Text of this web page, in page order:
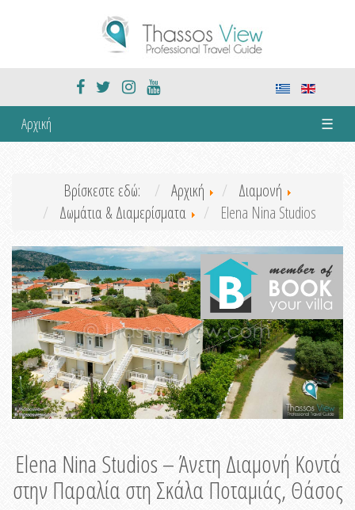
Αρχική ☰
Βρίσκεστε εδώ: Αρχική
Διαμονή
Δωμάτια & Διαμερίσματα
Elena Nina Studios
Elena Nina Studios – Άνετη Διαμονή Κοντά
στην Παραλία στη Σκάλα Ποταμιάς, Θάσος